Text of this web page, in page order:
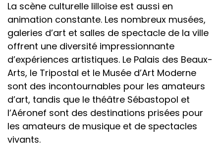
La scène culturelle lilloise est aussi en
animation constante. Les nombreux musées,
galeries d’art et salles de spectacle de la ville
offrent une diversité impressionnante
d’expériences artistiques. Le Palais des Beaux-
Arts, le Tripostal et le Musée d’Art Moderne
sont des incontournables pour les amateurs
d’art, tandis que le théâtre Sébastopol et
l’Aéronef sont des destinations prisées pour
les amateurs de musique et de spectacles
vivants.